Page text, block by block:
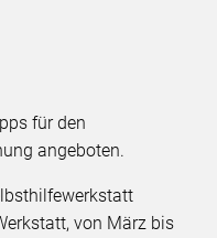
für den
angeboten.
von März bis